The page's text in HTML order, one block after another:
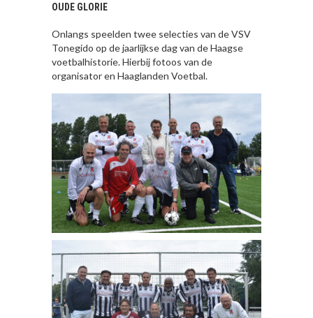
OUDE GLORIE
Onlangs speelden twee selecties van de VSV
Tonegido op de jaarlijkse dag van de Haagse
voetbalhistorie. Hierbij fotoos van de
organisator en Haaglanden Voetbal.